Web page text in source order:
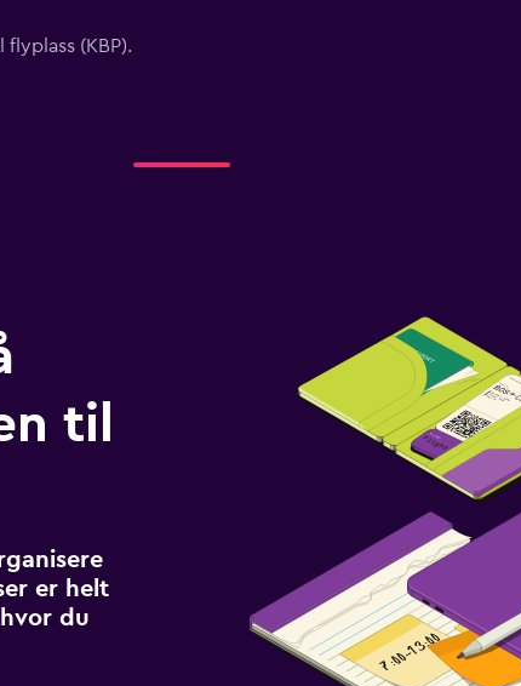
(KBP).
til
er helt
du